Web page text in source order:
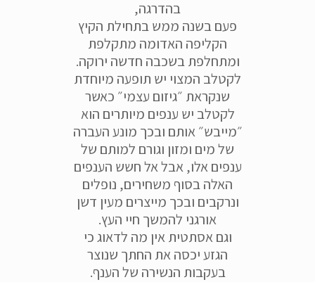
בהדרגה,
פעם בשנה ממש בתחילת הקיץ
הקליפה האדומה מתקלפת
ומתחלפת בשכבה חדשה ירוקה.
לקטלב המצוי יש תופעה מיוחדת
שנקראת ״גיזום עצמי״ כאשר
לקטלב יש ענפים מיותרים הוא
״מייבש״ אותם ובכך מונע העברה
של מים ומזון וגורם למותם של
ענפים אלו, אבל אל חשש הענפים
האלה בסוף משחירים, נופלים
ונרקבים ובכך מייצרים מעין דשן
אורגני להמשך חיי העץ.
וגם אסתטית אין מה לדאוג כי
הגזע יכסה את החתך שנוצר
בעקבות הנשירה של הענף.